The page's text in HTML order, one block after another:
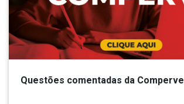
Questões comentadas da Comperve